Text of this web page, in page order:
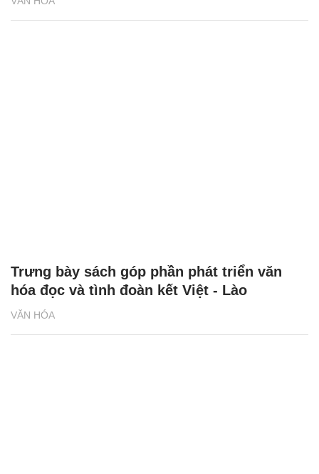
VĂN HÓA
Trưng bày sách góp phần phát triển văn
hóa đọc và tình đoàn kết Việt - Lào